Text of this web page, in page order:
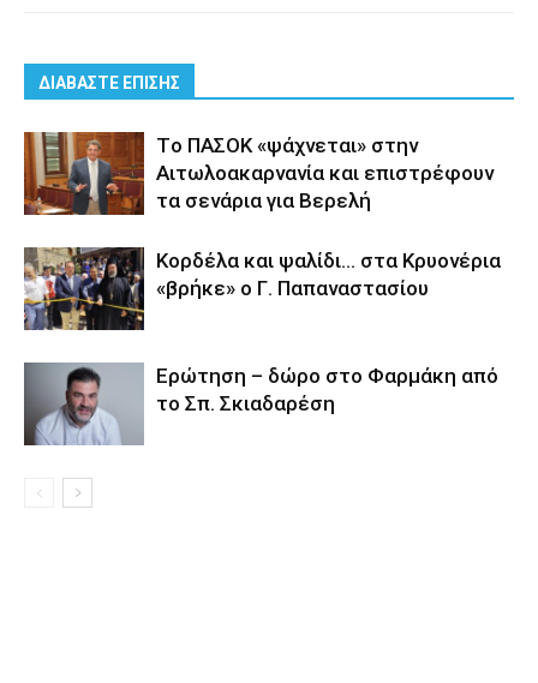
ΔΙΑΒΑΣΤΕ ΕΠΙΣΗΣ
Tο ΠΑΣΟΚ «ψάχνεται» στην
Αιτωλοακαρνανία και επιστρέφουν
τα σενάρια για Βερελή
Κορδέλα και ψαλίδι… στα Κρυονέρια
«βρήκε» ο Γ. Παπαναστασίου
Eρώτηση – δώρο στο Φαρμάκη από
το Σπ. Σκιαδαρέση